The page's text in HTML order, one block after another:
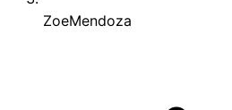
ZoeMendoza